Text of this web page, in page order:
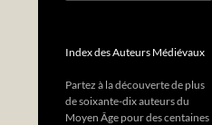
Index des Auteurs Médiévaux
Partez à la découverte de plus
de soixante-dix auteurs du
Moyen Âge pour des centaines